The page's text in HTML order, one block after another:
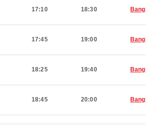
17:10 18:30
17:45 19:00
18:25 19:40
18:45 20:00